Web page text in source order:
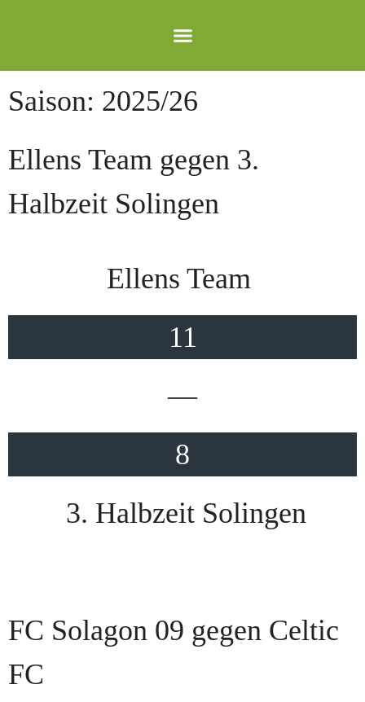
Saison: 2025/26
Ellens Team gegen 3.
Halbzeit Solingen
Ellens Team
11
—
8
3. Halbzeit Solingen
FC Solagon 09 gegen Celtic
FC